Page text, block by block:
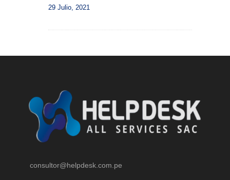
29 Julio, 2021
consultor@helpdesk.com.pe